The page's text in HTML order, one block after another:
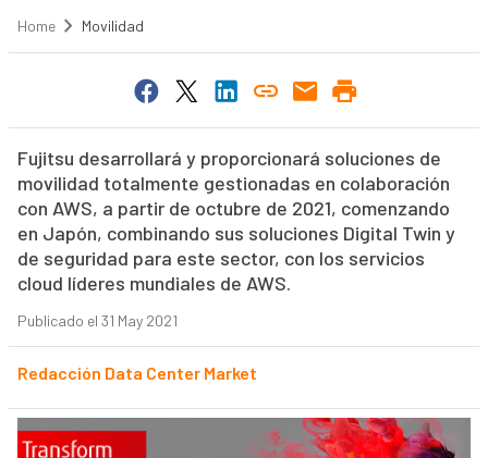
Home Movilidad
Fujitsu desarrollará y proporcionará soluciones de
movilidad totalmente gestionadas en colaboración
con AWS, a partir de octubre de 2021, comenzando
en Japón, combinando sus soluciones Digital Twin y
de seguridad para este sector, con los servicios
cloud líderes mundiales de AWS.
Publicado el 31 May 2021
Redacción Data Center Market